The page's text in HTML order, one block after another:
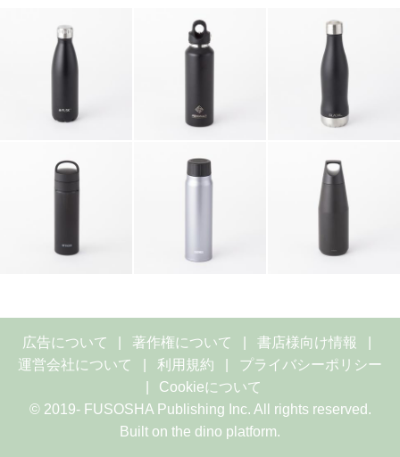
広告について 著作権について
書店様向け情報
運営会社について
利用規約
プライバシーポリシー
Cookieについて
© 2019- FUSOSHA Publishing Inc. All rights reserved.
Built on the dino platform.